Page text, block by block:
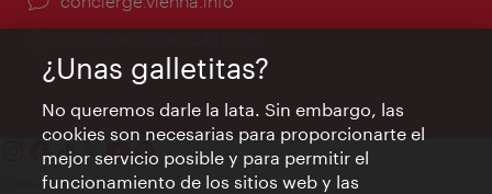
Contacto
¿Unas galletitas?
No queremos darle la lata. Sin embargo, las
cookies son necesarias para proporcionarte el
mejor servicio posible y para permitir el
funcionamiento de los sitios web y las